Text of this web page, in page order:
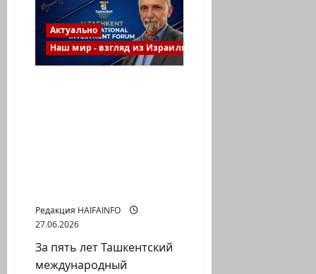
пандемией?
Новые
документы
США
вновь
поднимают
вопрос
Актуально
Наш мир - взгляд из Израиля
Редакция HAIFAINFO
27.06.2026
За пять лет Ташкентский
международный